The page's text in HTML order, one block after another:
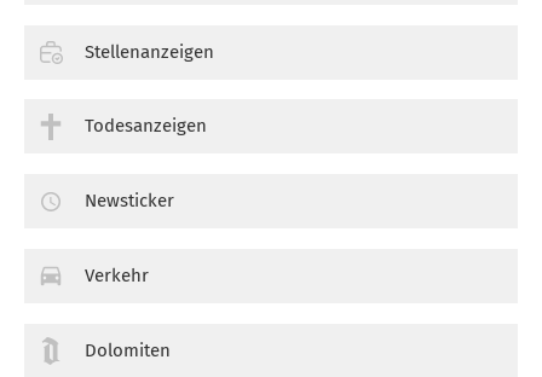
Stellenanzeigen
Todesanzeigen
Newsticker
Verkehr
Dolomiten